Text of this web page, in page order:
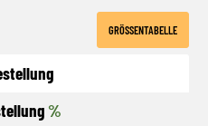
GRÖSSENTABELLE
%